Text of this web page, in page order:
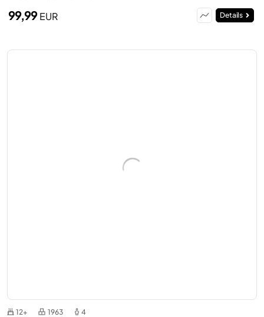
99,99EUR Details
12+ 1963 4